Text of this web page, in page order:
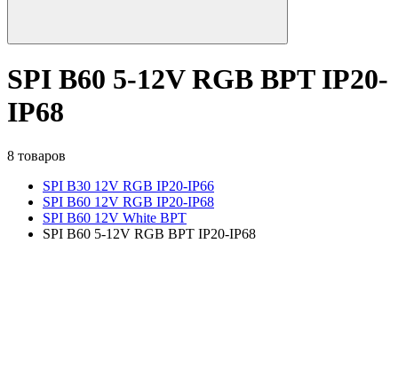
SPI B60 5-12V RGB BPT IP20-
IP68
8 товаров
SPI B30 12V RGB IP20-IP66
SPI B60 12V RGB IP20-IP68
SPI B60 12V White BPT
SPI B60 5-12V RGB BPT IP20-IP68